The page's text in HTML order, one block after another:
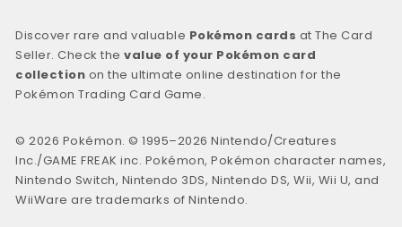
Discover rare and valuable Pokémon cards at The Card
Seller. Check thevalue of your Pokémon card
collection on the ultimate online destination for the
Pokémon Trading Card Game.
© 2026 Pokémon. © 1995–2026 Nintendo/Creatures
Inc./GAME FREAK inc. Pokémon, Pokémon character names,
Nintendo Switch, Nintendo 3DS, Nintendo DS, Wii, Wii U, and
WiiWare are trademarks of Nintendo.